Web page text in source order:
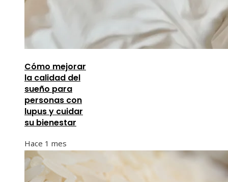
Cómo mejorar
la calidad del
sueño para
personas con
lupus y cuidar
su bienestar
Hace 1 mes